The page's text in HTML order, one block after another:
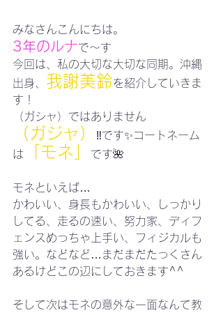
みなさんこんにちは。
3年のルナで〜す
今回は、私の大切な大切な同期。沖縄
出身、 我謝美鈴を紹介していきま
す！
（ガシャ）ではありません
（ガジャ）
‼️です✨コートネーム
は
「モネ」 です🌺
モネといえば…
かわいい、身長もかわいい、しっかり
してる、走るの速い、努力家、ディフ
ェンスめっちゃ上手い、フィジカルも
強い。などなど…まだまだたっくさん
あるけどこの辺にしておきます^^
そして次はモネの意外な一面なんて教